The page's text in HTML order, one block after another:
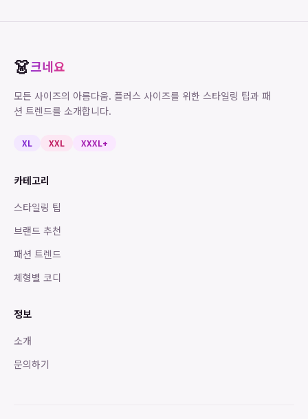
👗크네요
모든 사이즈의 아름다움. 플러스 사이즈를 위한 스타일링 팁과 패
션 트렌드를 소개합니다.
XL XXL XXXL+
카테고리
스타일링 팁
브랜드 추천
패션 트렌드
체형별 코디
정보
소개
문의하기